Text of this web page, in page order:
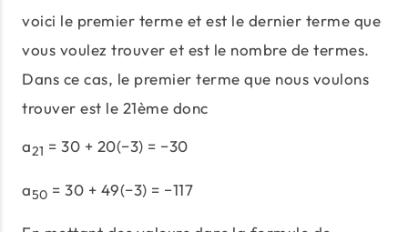
voici le premier terme et est le dernier terme que
vous voulez trouver et est le nombre de termes.
Dans ce cas, le premier terme que nous voulons
trouver est le 21ème donc
a21 = 30 + 20(−3) = −30
a50 = 30 + 49(−3) = −117